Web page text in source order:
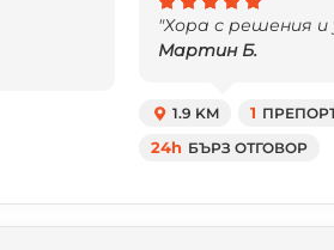
"Хора с решения и
Мартин Б.
1.9 KM 1
24h БЪРЗ ОТГОВОР